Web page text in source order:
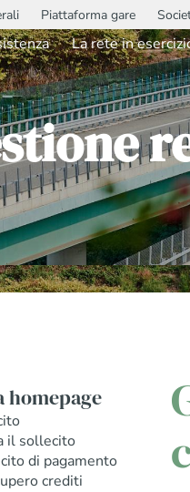
Piattaforma gare
La rete in
homepage
il sollecito
di pagamento
crediti